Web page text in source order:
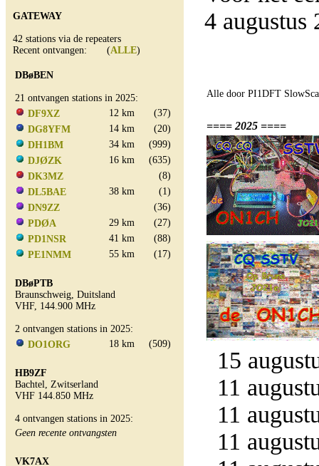
GATEWAY
42 stations via de repeaters
Recent ontvangen: (ALLE)
DBøBEN
21 ontvangen stations in 2025:
DF9XZ
12 km
(37)
DG8YFM
14 km
(20)
DH1BM
34 km
(999)
DJØZK
16 km
(635)
DK3MZ
(8)
DL5BAE
38 km
(1)
DN9ZZ
(36)
PDØA
29 km
(27)
PD1NSR
41 km
(88)
PE1NMM
55 km (17)
DBøPTB
Braunschweig, Duitsland
VHF, 144.900 MHz
2 ontvangen stations in 2025:
DO1ORG
18 km (509)
HB9ZF
Bachtel, Zwitserland
VHF 144.850 MHz
4 ontvangen stations in 2025:
Geen recente ontvangsten
VK7AX
4 augustus
Alle door PI1DFT
==== 2025 ====
15
11
11
11